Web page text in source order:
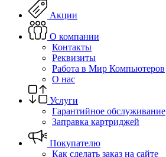
Акции
О компании
Контакты
Реквизиты
Работа в Мир Компьютеров
О нас
Услуги
Гарантийное обслуживание
Заправка картриджей
Покупателю
Как сделать заказ на сайте